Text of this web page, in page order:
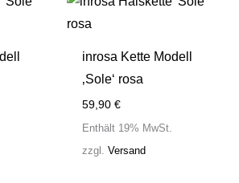
inrosa Kette Modell
‚Sole‘ rosa
59,90€
Enthält 19% MwSt.
zzgl.Versand